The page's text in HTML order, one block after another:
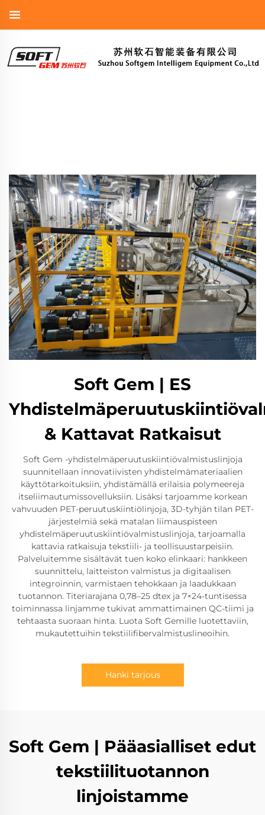
Soft Gem | ES
& Kattavat Ratkaisut
Soft Gem -yhdistelmäperuutuskiintiövalmistuslinjoja
suunnitellaan innovatiivisten yhdistelmämateriaalien
käyttötarkoituksiin, yhdistämällä erilaisia polymeereja
itseliimautumissovelluksiin. Lisäksi tarjoamme korkean
vahvuuden PET-peruutuskiintiölinjoja, 3D-tyhjän tilan PET-
järjestelmiä sekä matalan liimauspisteen
yhdistelmäperuutuskiintiövalmistuslinjoja, tarjoamalla
kattavia ratkaisuja tekstiili- ja teollisuustarpeisiin.
Palveluitemme sisältävät tuen koko elinkaari: hankkeen
suunnittelu, laitteiston valmistus ja digitaalisen
integroinnin, varmistaen tehokkaan ja laadukkaan
tuotannon. Titeriarajana 0,78–25 dtex ja 7×24-tuntisessa
toiminnassa linjamme tukivat ammattimainen QC-tiimi ja
tehtaasta suoraan hinta. Luota Soft Gemille luotettaviin,
mukautettuihin tekstiilifibervalmistuslineoihin.
Hanki tarjous
Soft Gem | Pääasialliset edut
tekstiilituotannon
linjoistamme